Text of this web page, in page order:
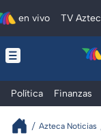
en vivo TV
Política Finanzas
Azteca Noticias